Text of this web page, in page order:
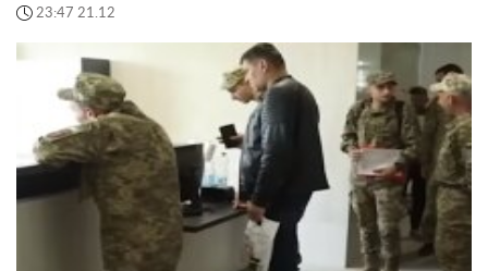
23:47 21.12